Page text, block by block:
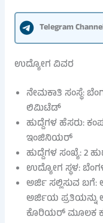
Telegram
ಉದ್ಯೋಗ ವಿವರ
ನೇಮಕಾತಿ ಸಂಸ್ಥೆ:
ಲಿಮಿಟೆಡ್
ಹುದ್ದೆಗಳ ಹೆಸರು:
ಇಂಜಿನಿಯರ್
ಹುದ್ದೆಗಳ ಸಂಖ್ಯೆ: 2
ಉದ್ಯೋಗ ಸ್ಥಳ:
ಅರ್ಜಿ ಸಲ್ಲಿಸುವ
ಅರ್ಜಿಯ ಪ್ರತಿಯನ್ನು
ಕೊರಿಯರ್ ಮೂಲಕ